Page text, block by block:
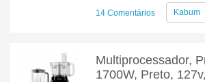
14 Comentários Kabum
Multiprocessador,
1700W, Preto,